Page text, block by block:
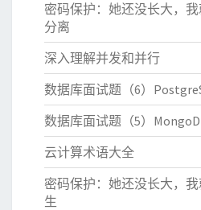
密码保护：她还没长大，
分离
深入理解并发和并行
数据库面试题（6）
数据库面试题（5）
云计算术语大全
密码保护：她还没长大，
生